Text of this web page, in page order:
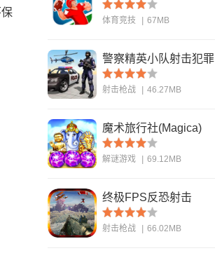
Cup - Stickman
Soccer)
体育竞技 67MB
警察精英小队射击犯罪
(US Police Fps
Shooter)
射击枪战 46.27MB
魔术旅行社(Magica)
解谜游戏 69.12MB
终极FPS反恐射击
(ULTIMATE FPS
Counter Terrorist S)
射击枪战 66.02MB